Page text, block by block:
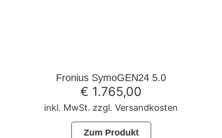
Fronius SymoGEN24 5.0
€ 1.765,00
inkl. MwSt. zzgl. Versandkosten
Zum Produkt